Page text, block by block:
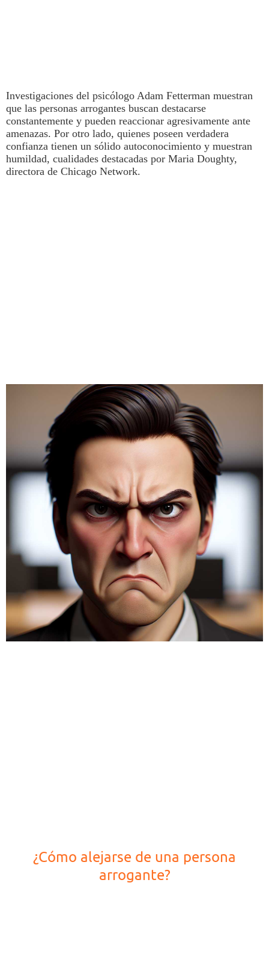
Investigaciones del psicólogo Adam Fetterman muestran
que las personas arrogantes buscan destacarse
constantemente y pueden reaccionar agresivamente ante
amenazas. Por otro lado, quienes poseen verdadera
confianza tienen un sólido autoconocimiento y muestran
humildad, cualidades destacadas por Maria Doughty,
directora de Chicago Network.
¿Cómo alejarse de una persona
arrogante?